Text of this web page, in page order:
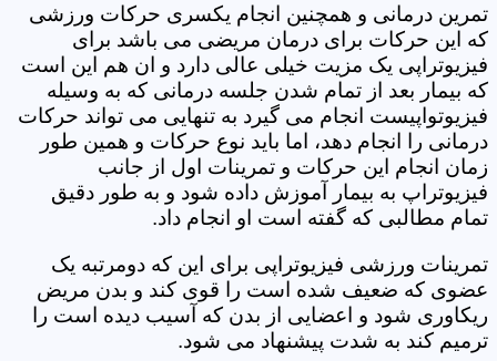
تمرین درمانی و همچنین انجام یکسری حرکات ورزشی
که این حرکات برای درمان مریضی می باشد برای
فیزیوتراپی یک مزیت خیلی عالی دارد و ان هم این است
که بیمار بعد از تمام شدن جلسه درمانی که به وسیله
فیزیوتواپیست انجام می گیرد به تنهایی می تواند حرکات
درمانی را انجام دهد، اما باید نوع حرکات و همین طور
زمان انجام این حرکات و تمرینات اول از جانب
فیزیوتراپ به بیمار آموزش داده شود و به طور دقیق
تمام مطالبی که گفته است او انجام داد.
تمرینات ورزشی فیزیوتراپی برای این که دومرتبه یک
عضوی که ضعیف شده است را قوی کند و بدن مریض
ریکاوری شود و اعضایی از بدن که آسیب دیده است را
ترمیم کند به شدت پیشنهاد می شود.